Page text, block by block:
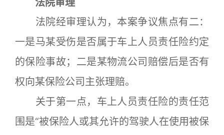
法院审理
法院经审理认为，本案争议焦点有二：
一是马某受伤是否属于车上人员责任险约定
的保险事故；二是某物流公司赔偿后是否有
权向某保险公司主张理赔。
关于第一点，车上人员责任险的责任范
围是“被保险人或其允许的驾驶人在使用被保